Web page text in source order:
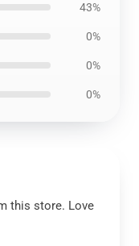
43%
0%
0%
0%
this store. Love